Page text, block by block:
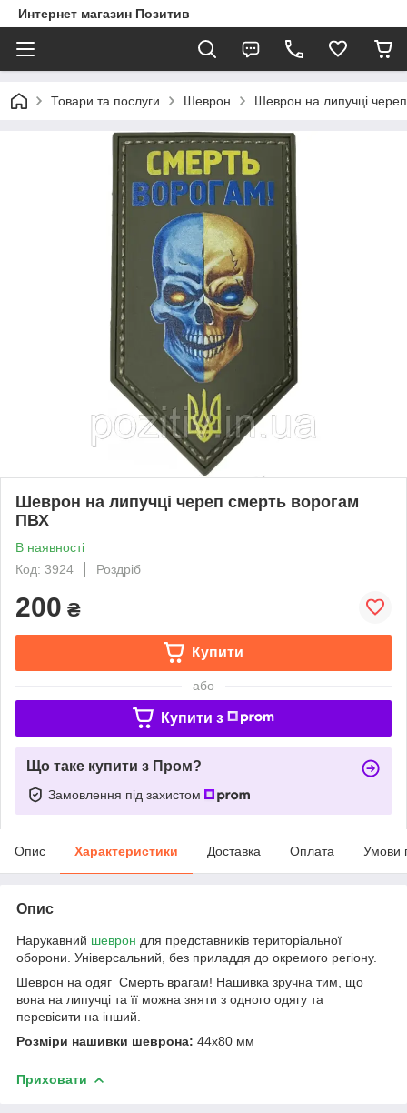
Интернет магазин Позитив
Товари та послуги Шеврон Шеврон на липучці
Шеврон на липучці череп смерть ворогам
ПВХ
В наявності
Код: 3924
Роздріб
200 ₴
Купити
або
Купити з
Що таке купити з Пром?
Замовлення під захистом
Опис Характеристики Доставка Оплата Умови
Опис
Нарукавний шеврон для представників територіальної
оборони. Універсальний, без приладдя до окремого регіону.
Шеврон на одяг Смерть врагам! Нашивка зручна тим, що
вона на липучці та її можна зняти з одного одягу та
перевісити на інший.
Розміри нашивки шеврона: 44х80 мм
Приховати